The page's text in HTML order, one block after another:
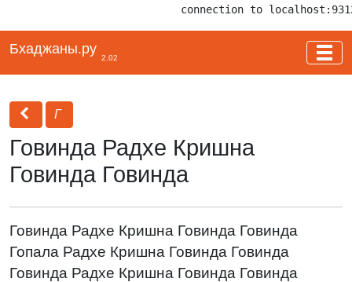
connection to
Бхаджаны.ру
2.02
Г
Говинда Радхе Кришна
Говинда Говинда
Говинда Радхе Кришна Говинда Говинда
Гопала Радхе Кришна Говинда Говинда
Говинда Радхе Кришна Говинда Говинда